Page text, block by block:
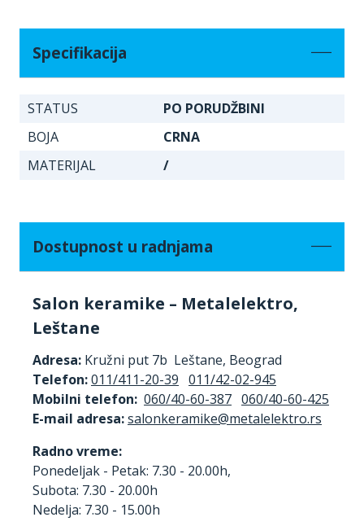
Specifikacija
STATUS
PO PORUDŽBINI
BOJA
CRNA
MATERIJAL
/
Dostupnost u radnjama
Salon keramike – Metalelektro,
Leštane
Adresa: Kružni put 7b Leštane, Beograd
Telefon:011/411-20-39 011/42-02-945
Mobilni telefon: 060/40-60-387 060/40-60-425
E-mail adresa:
Radno vreme:
Ponedeljak - Petak: 7.30 - 20.00h,
Subota: 7.30 - 20.00h
Nedelja: 7.30 - 15.00h